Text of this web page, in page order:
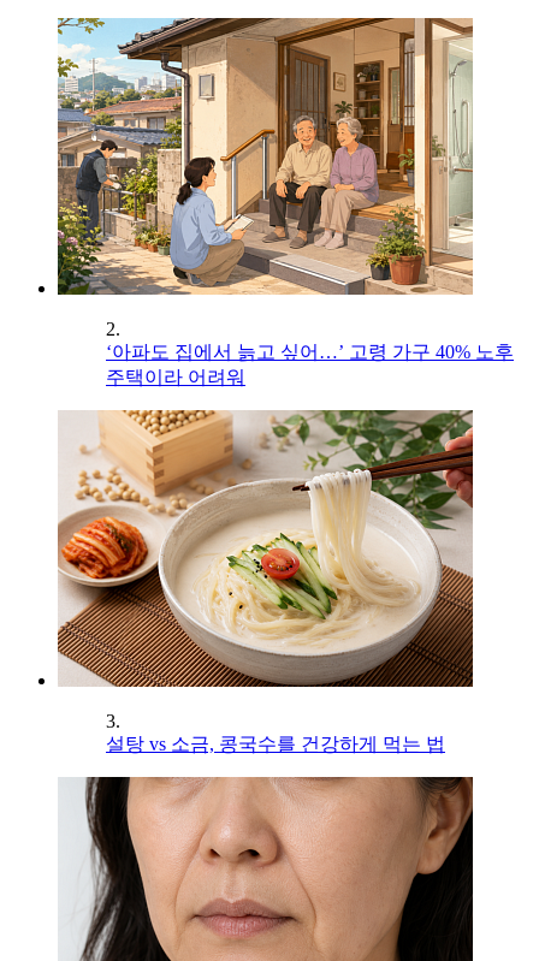
2.
‘아파도 집에서 늙고 싶어…’ 고령 가구 40% 노후
주택이라 어려워
3.
설탕 vs 소금, 콩국수를 건강하게 먹는 법